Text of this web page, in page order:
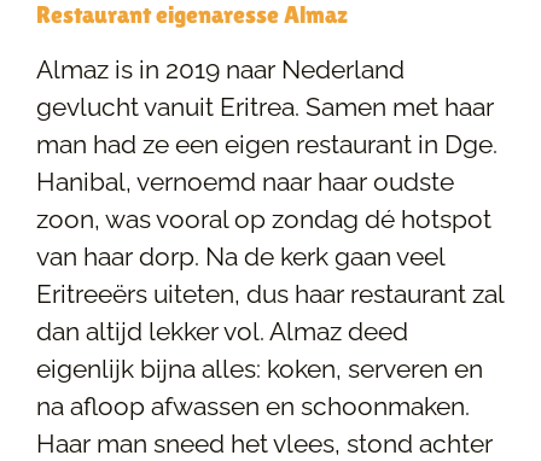
Restaurant eigenaresse Almaz
Almaz is in 2019 naar Nederland
gevlucht vanuit Eritrea. Samen met haar
man had ze een eigen restaurant in Dge.
Hanibal, vernoemd naar haar oudste
zoon, was vooral op zondag dé hotspot
van haar dorp. Na de kerk gaan veel
Eritreeërs uiteten, dus haar restaurant zal
dan altijd lekker vol. Almaz deed
eigenlijk bijna alles: koken, serveren en
na afloop afwassen en schoonmaken.
Haar man sneed het vlees, stond achter